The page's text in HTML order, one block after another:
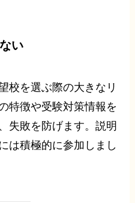
い
校を選ぶ際の大きなリ
特徴や受験対策情報を
失敗を防げます。説明
は積極的に参加しまし